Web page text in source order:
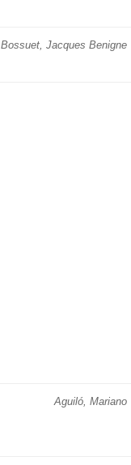
Bossuet, Jacques Benigne
Aguiló, Mariano